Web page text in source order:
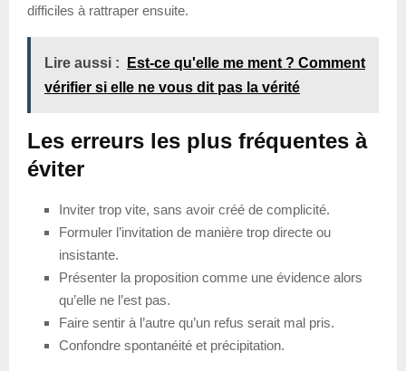
difficiles à rattraper ensuite.
Lire aussi :
Est-ce qu'elle me ment ? Comment
vérifier si elle ne vous dit pas la vérité
Les erreurs les plus fréquentes à
éviter
Inviter trop vite, sans avoir créé de complicité.
Formuler l’invitation de manière trop directe ou
insistante.
Présenter la proposition comme une évidence alors
qu’elle ne l’est pas.
Faire sentir à l’autre qu’un refus serait mal pris.
Confondre spontanéité et précipitation.